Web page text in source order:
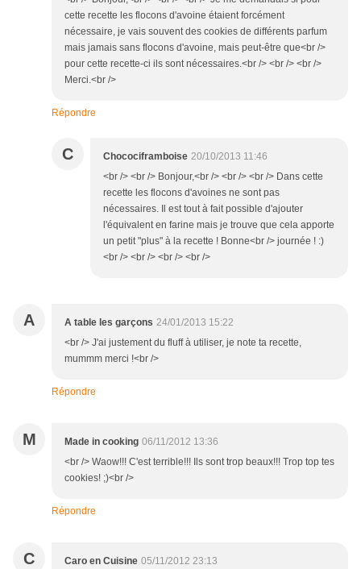
cette recette les flocons d'avoine étaient forcément
nécessaire, je vais souvent des cookies de différents parfum
mais jamais sans flocons d'avoine, mais peut-être que<br />
pour cette recette-ci ils sont nécessaires.<br /> <br /> <br />
Merci.<br />
Répondre
C Chocociframboise 20/10/2013 11:46
<br /> <br /> Bonjour,<br /> <br /> <br /> Dans cette
recette les flocons d'avoines ne sont pas
nécessaires. Il est tout à fait possible d'ajouter
l'équivalent en farine mais je trouve que cela apporte
un petit "plus" à la recette ! Bonne<br /> journée ! :)
<br /> <br /> <br /> <br />
A A table les garçons 24/01/2013 15:22
<br /> J'ai justement du fluff à utiliser, je note ta recette,
mummm merci !<br />
Répondre
M Made in cooking 06/11/2012 13:36
<br /> Waow!!! C'est terrible!!! Ils sont trop beaux!!! Trop top tes
cookies! ;)<br />
Répondre
C Caro en Cuisine 05/11/2012 23:13